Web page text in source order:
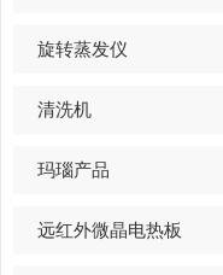
旋转蒸发仪
清洗机
玛瑙产品
远红外微晶电热板